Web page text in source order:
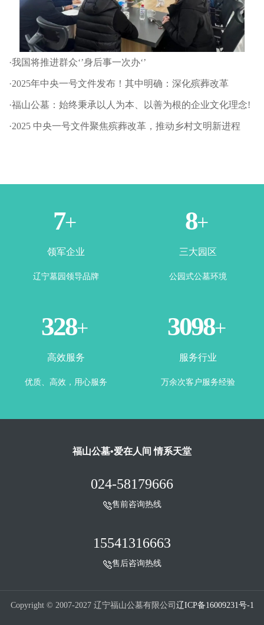
·我国将推进群众‘’身后事一次办‘’
·2025年中央一号文件发布！其中明确：深化殡葬改革
·福山公墓：始终秉承以人为本、以善为根的企业文化理念!
·2025 中央一号文件聚焦殡葬改革，推动乡村文明新进程
1+
领军企业
辽宁墓园领导品牌
3+
三大园区
公园式公墓环境
365+
高效服务
优质、高效，用心服务
3500+
服务行业
万余次客户服务经验
福山公墓•爱在人间 情系天堂
024-58179666
售前咨询热线
15541316663
售后咨询热线
Copyright © 2007-2027 辽宁福山公墓有限公司 辽ICP备16009231号-1